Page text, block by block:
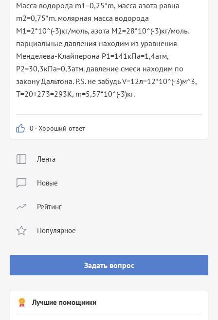
Лента
Новые
Рейтинг
Популярное
Задать вопрос
Лучшие помощники
Масса водорода m1=0,25*m, масса азота равна
m2=0,75*m. молярная масса водорода
М1=2*10^(-3)кг/моль, азота М2=28*10^(-3)кг/моль.
парциальные давления находим из уравнения
Менделева-Клайперона Р1=141кПа=1,4атм,
Р2=30,3кПа=0,3атм. давление смеси находим по
закону Дальтона. P.S. не забудь V=12л=12*10^(-3)м^3,
Т=20+273=293К, m=5,57*10^(-3)кг.
0 · Хороший ответ